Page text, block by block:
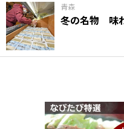
青森
冬の名物 味